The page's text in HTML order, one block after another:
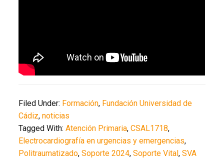
Filed Under: Formación, Fundación Universidad de
Cádiz,noticias
Tagged With:Atención Primaria,CSAL1718,
Electrocardiografía en urgencias y emergencias,
Politraumatizado,Soporte 2024,Soporte Vital,SVA